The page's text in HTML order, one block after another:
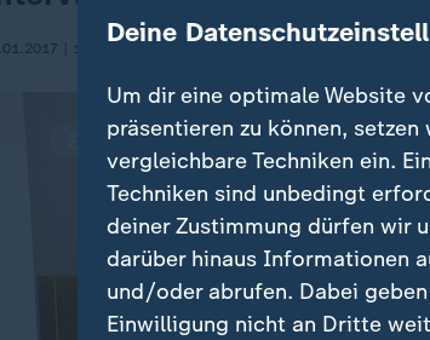
| 17:53 Deine
Um dir eine optimale Website
präsentieren zu können, setzen
vergleichbare Techniken ein.
Techniken sind unbedingt
deiner Zustimmung dürfen wir
darüber hinaus Informationen
und/oder abrufen. Dabei
Einwilligung nicht an Dritte